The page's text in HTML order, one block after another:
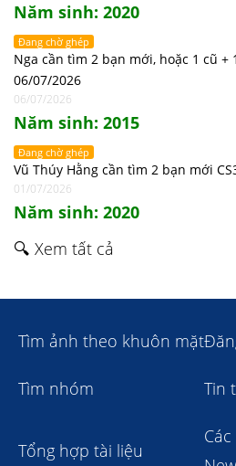
Năm sinh: 2020
Đang chờ ghép
Nga cần tìm 2 bạn mới, hoặc 1 cũ +
06/07/2026
06/07/2026
Năm sinh: 2015
Đang chờ ghép
Vũ Thúy Hằng cần tìm 2 bạn mới
01/07/2026
Năm sinh: 2020
🔍 Xem tất cả
Tìm ảnh theo khuôn mặt
Tìm nhóm Tin
Tổng hợp tài liệu